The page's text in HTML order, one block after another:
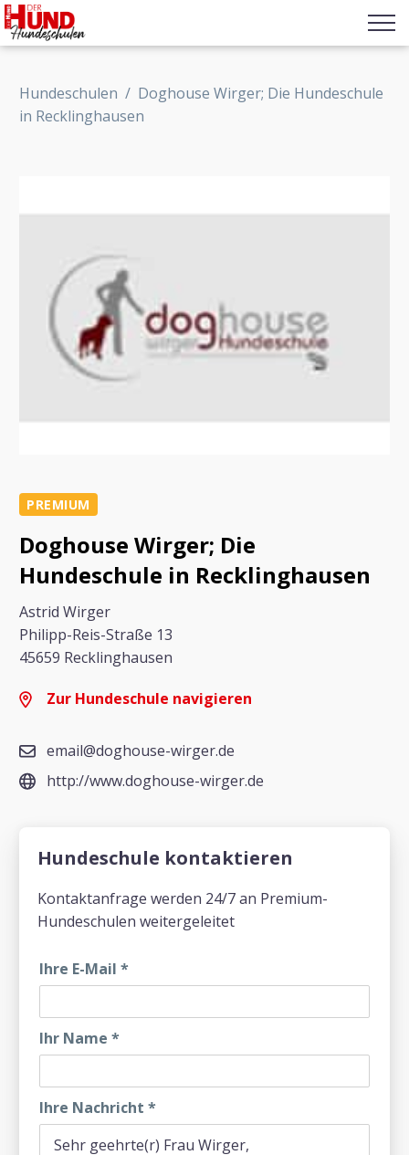
Hundeschulen / Doghouse Wirger; Die Hundeschule
in Recklinghausen
PREMIUM
Doghouse Wirger; Die
Hundeschule in Recklinghausen
Astrid Wirger
Philipp-Reis-Straße 13
45659 Recklinghausen
Zur Hundeschule navigieren
email@doghouse-wirger.de
http://www.doghouse-wirger.de
Hundeschule kontaktieren
Kontaktanfrage werden 24/7 an Premium-
Hundeschulen weitergeleitet
Ihre E-Mail *
Ihr Name *
Ihre Nachricht *